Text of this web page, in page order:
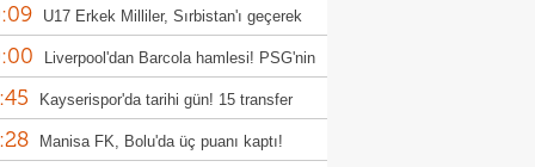
U17 Erkek Milliler, Sırbistan'ı geçerek
yükseldi!Liverpool'dan Barcola hamlesi! PSG'nin
dudak uçuklattı
Kayserispor'da tarihi gün! 15 transfer
Manisa FK, Bolu'da üç puanı kaptı!